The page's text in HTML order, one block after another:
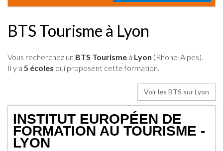
BTS Tourisme à Lyon
Vous recherchez un BTS Tourisme à Lyon (Rhone-Alpes).
Il y a 5 écoles qui proposent cette formation.
Voir les BTS sur Lyon
INSTITUT EUROPÉEN DE
FORMATION AU TOURISME -
LYON